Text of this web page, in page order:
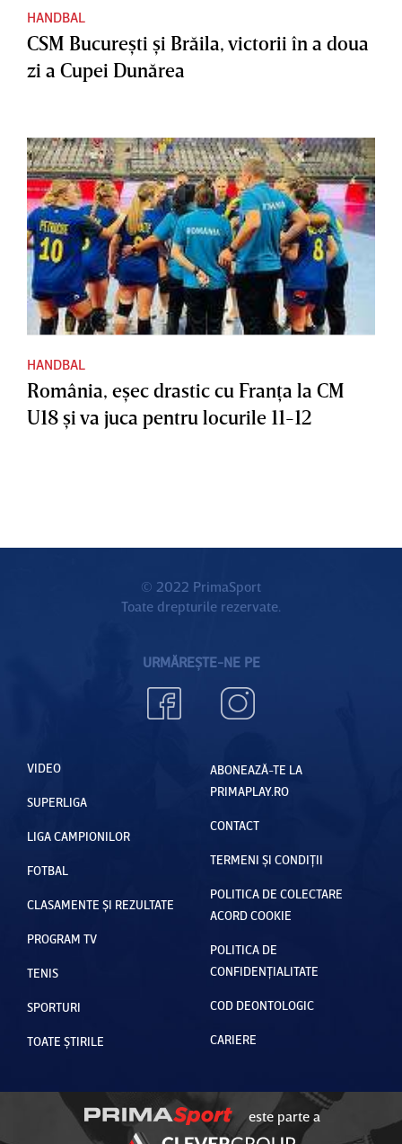
HANDBAL
CSM Bucureşti şi Brăila, victorii în a doua
zi a Cupei Dunărea
HANDBAL
România, eşec drastic cu Franţa la CM
U18 şi va juca pentru locurile 11-12
© 2022 PrimaSport
Toate drepturile rezervate.
URMĂREȘTE-NE PE
VIDEO
SUPERLIGA
LIGA CAMPIONILOR
FOTBAL
CLASAMENTE ȘI REZULTATE
PROGRAM TV
TENIS
SPORTURI
TOATE ȘTIRILE
ABONEAZĂ-TE LA
PRIMAPLAY.RO
CONTACT
TERMENI ȘI CONDIȚII
POLITICA DE COLECTARE
ACORD COOKIE
POLITICA DE
CONFIDENȚIALITATE
COD DEONTOLOGIC
CARIERE
este parte a